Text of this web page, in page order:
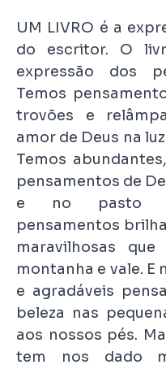
UM LIVRO é a
do escritor. O
expressão dos
Temos
trovões e
amor de Deus na
Temos
pensamentos de
e no pasto
pensamentos
maravilhosas
montanha e vale. E
e agradáveis
beleza nas
aos nossos pés.
tem nos dado